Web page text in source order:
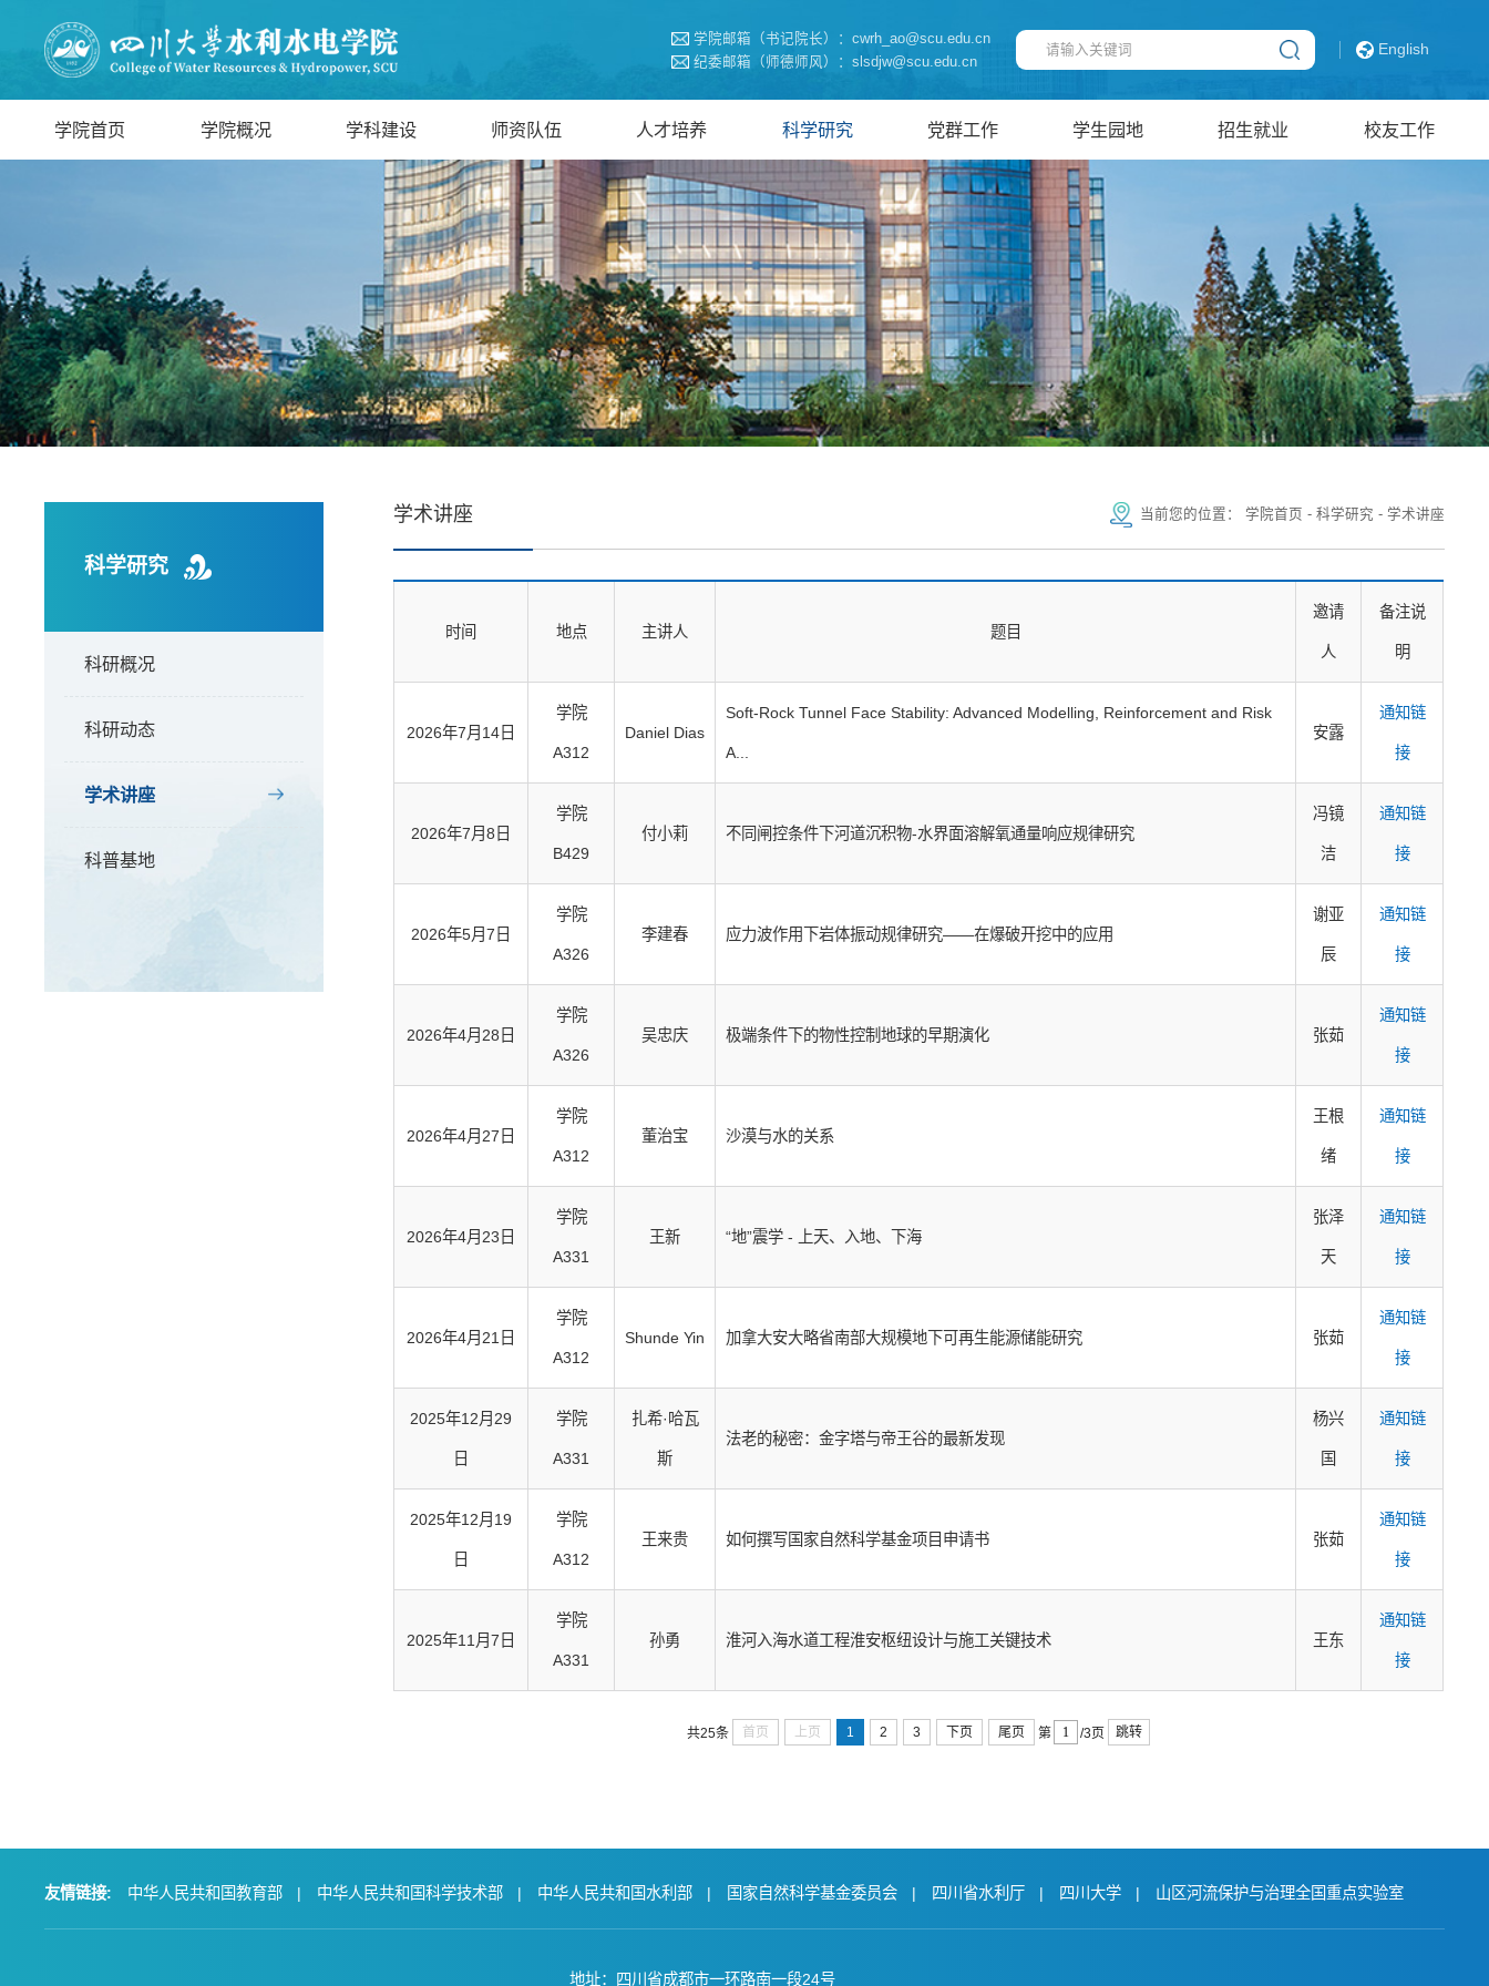
学院邮箱（书记院长）：cwrh_ao@scu.edu.cn
纪委邮箱（师德师风）：slsdjw@scu.edu.cn
English
学院首页 学院概况 学科建设 师资队伍 人才培养 科学研究 党群工作 学生园地 招生就业 校友工作
科学研究
科研概况
科研动态
学术讲座
科普基地
学术讲座 当前您的位置： 学院首页 - 科学研究 - 学术讲座
时间 地点 主讲人 题目
邀请
人
备注说
明
2026年7月14日
学院
A312
Daniel Dias
Soft-Rock Tunnel Face Stability: Advanced Modelling, Reinforcement and Risk
A...
安露
通知链
接
2026年7月8日
学院
B429
付小莉 不同闸控条件下河道沉积物-水界面溶解氧通量响应规律研究
冯镜
洁
通知链
接
2026年5月7日
学院
A326
李建春 应力波作用下岩体振动规律研究——在爆破开挖中的应用
谢亚
辰
通知链
接
2026年4月28日
学院
A326
吴忠庆 极端条件下的物性控制地球的早期演化 张茹
通知链
接
2026年4月27日
学院
A312
董治宝 沙漠与水的关系
王根
绪
通知链
接
2026年4月23日
学院
A331
王新 “地”震学 - 上天、入地、下海
张泽
天
通知链
接
2026年4月21日
学院
A312
Shunde Yin 加拿大安大略省南部大规模地下可再生能源储能研究 张茹
通知链
接
2025年12月29
日
学院
A331
扎希·哈瓦
斯
法老的秘密：金字塔与帝王谷的最新发现
杨兴
国
通知链
接
2025年12月19
日
学院
A312
王来贵 如何撰写国家自然科学基金项目申请书 张茹
通知链
接
2025年11月7日
学院
A331
孙勇 淮河入海水道工程淮安枢纽设计与施工关键技术 王东
通知链
接
共25条 首页 上页 1 2 3 下页 尾页 第 /3页 跳转
友情链接: 中华人民共和国教育部 | 中华人民共和国科学技术部 | 中华人民共和国水利部 | 国家自然科学基金委员会 | 四川省水利厅 | 四川大学 | 山区河流保护与治理全国重点实验室
地址：四川省成都市一环路南一段24号